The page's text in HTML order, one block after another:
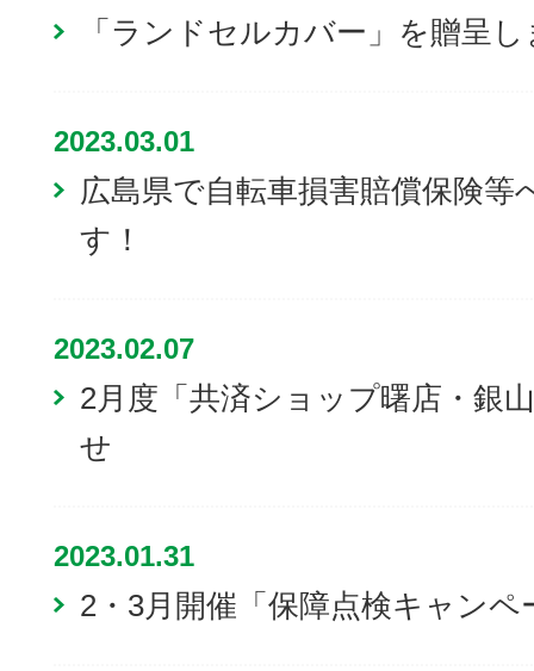
「ランドセルカバー」を贈呈
2023.03.01
広島県で自転車損害賠償保険
す！
2023.02.07
2月度「共済ショップ曙店・銀
せ
2023.01.31
2・3月開催「保障点検キャン